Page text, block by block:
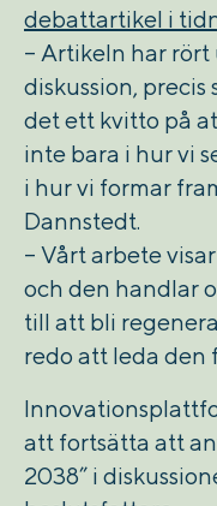
debattartikel i
– Artikeln har
diskussion, precis
det ett kvitto på
inte bara i hur vi
i hur vi formar
Dannstedt.
– Vårt arbete
och den handlar
till att bli
redo att leda den
att fortsätta att
2038” i